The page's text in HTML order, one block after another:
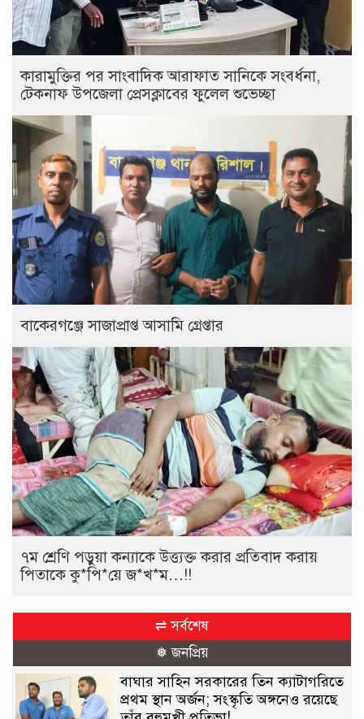
কারামুক্তির পর সাংবাদিক আরাফাত সানিকে সংবর্ধনা,
টেকনাফ উপজেলা প্রেসক্লাবের ফুলেল শুভেচ্ছা
বাকেরগঞ্জে সাজাপ্রাপ্ত আসামি গ্রেপ্তার
৭ম শ্রেণি পড়ুয়া কন্যাকে উত্ত্যক্ত করার প্রতিবাদ করায়
পিতাকে কু*পি*য়ে জ*খ*ম…!!
⇌ সর্বশেষ
❅ জনপ্রিয়
বাঘার সাহিন সরকারের তিন ক্যাটাগরিতে
প্রথম স্থান অর্জন; সংস্কৃতি অঙ্গনেও রয়েছে